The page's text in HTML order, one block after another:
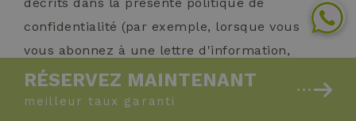
confidentialité (par exemple, lorsque vous
vous abonnez à une lettre d'information,
pendant la durée de cet abonnement). Après
cette période, vos données personnelles ne
RÉSERVEZ MAINTENANT
meilleur taux garanti